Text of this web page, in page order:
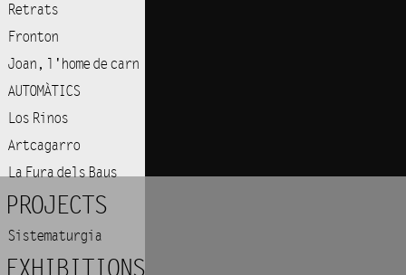
Retrats
Fronton
Joan, l'home de carn
AUTOMÀTICS
Los Rinos
Artcagarro
La Fura dels Baus
PROJECTS
Sistematurgia